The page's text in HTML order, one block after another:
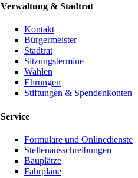
Verwaltung & Stadtrat
Kontakt
Bürgermeister
Stadtrat
Sitzungstermine
Wahlen
Ehrungen
Stiftungen & Spendenkonten
Service
Formulare und Onlinedienste
Stellenausschreibungen
Bauplätze
Fahrpläne